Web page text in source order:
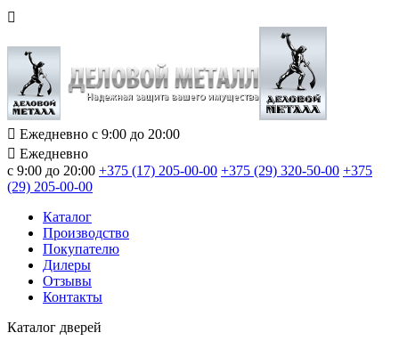
Ежедневно с 9:00 до 20:00
Ежедневно
с 9:00 до 20:00 +375 (17) 205-00-00 +375 (29) 320-50-00 +375
(29) 205-00-00
Каталог
Производство
Покупателю
Дилеры
Отзывы
Контакты
Каталог дверей